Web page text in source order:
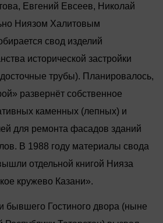
Евгений Евсеев, Николай
Ниязом Халитовым
свод изделий
исторической застройки
трубы). Планировалось,
развернёт собственное
каменных (лепных) и
для ремонта фасадов зданий
В 1988 году материалы свода
отдельной книгой Нияза
кружево Казани».
бывшего Гостиного двора (ныне